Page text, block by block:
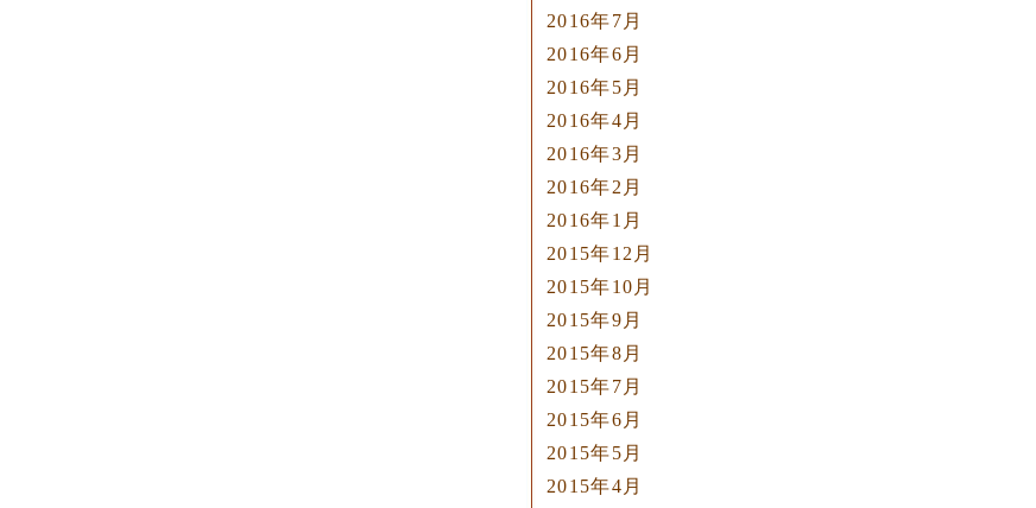
2016年7月
2016年6月
2016年5月
2016年4月
2016年3月
2016年2月
2016年1月
2015年12月
2015年10月
2015年9月
2015年8月
2015年7月
2015年6月
2015年5月
2015年4月